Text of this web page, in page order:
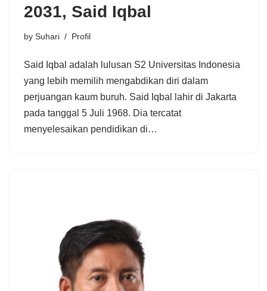
2031, Said Iqbal
by Suhari Profil
Said Iqbal adalah lulusan S2 Universitas Indonesia
yang lebih memilih mengabdikan diri dalam
perjuangan kaum buruh. Said Iqbal lahir di Jakarta
pada tanggal 5 Juli 1968. Dia tercatat
menyelesaikan pendidikan di…